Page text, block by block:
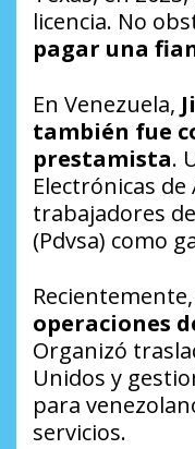
licencia. No
pagar una
En Venezuela,
también fue
prestamista.
Electrónicas
trabajadores
(Pdvsa) como
operaciones
Organizó
Unidos y
para
servicios.